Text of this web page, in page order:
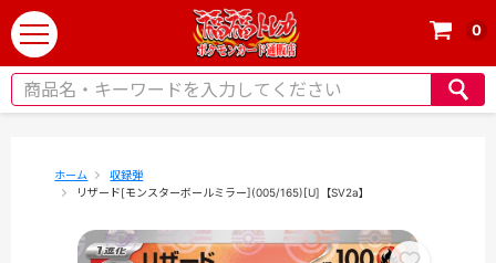
t
o
g
0
ホーム
収録弾
リザード[モンスターボールミラー](005/165)[U]【SV2a】